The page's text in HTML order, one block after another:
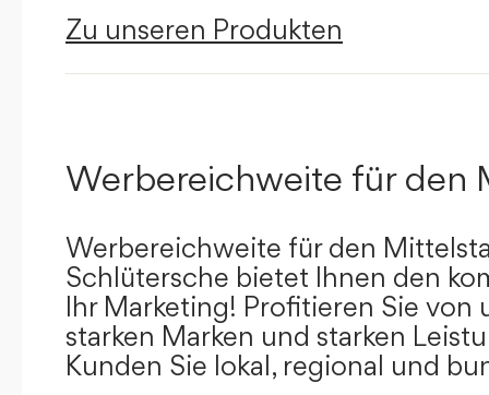
Zu unseren Produkten
Werbereichweite für den
Werbereichweite für den
Schlütersche bietet Ihnen den
Ihr Marketing! Profitieren Sie von
starken Marken und starken
Kunden Sie lokal, regional und